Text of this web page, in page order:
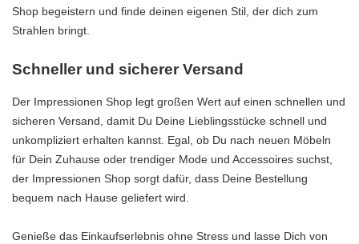
Shop begeistern und finde deinen eigenen Stil, der dich zum
Strahlen bringt.
Schneller und sicherer Versand
Der Impressionen Shop legt großen Wert auf einen schnellen und
sicheren Versand, damit Du Deine Lieblingsstücke schnell und
unkompliziert erhalten kannst. Egal, ob Du nach neuen Möbeln
für Dein Zuhause oder trendiger Mode und Accessoires suchst,
der Impressionen Shop sorgt dafür, dass Deine Bestellung
bequem nach Hause geliefert wird.
Genieße das Einkaufserlebnis ohne Stress und lasse Dich von